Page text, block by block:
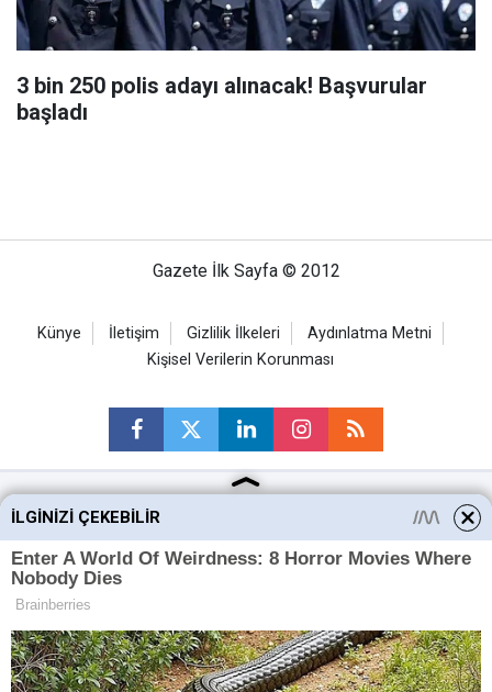
3 bin 250 polis adayı alınacak! Başvurular
başladı
Gazete İlk Sayfa © 2012
Künye İletişim Gizlilik İlkeleri
Aydınlatma Metni
Kişisel Verilerin Korunması
Ankara Haberleri
Keçiören Haberleri
Altındağ Haberleri
Sincan Haberleri
Mamak Haberleri
İLGINIZI ÇEKEBILIR